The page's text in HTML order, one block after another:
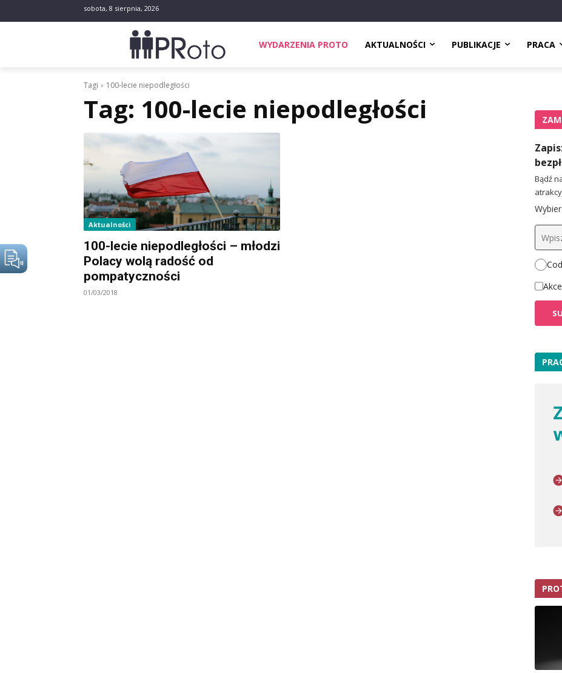
sobota, 8 sierpnia, 2026
WYDARZENIA PROTO AKTUALNOŚCI PUBLIKACJE PRACA
Tagi 100-lecie niepodległości
Tag: 100-lecie niepodległości
Aktualności
100-lecie niepodległości – młodzi
Polacy wolą radość od
pompatyczności
01/03/2018
Bądź